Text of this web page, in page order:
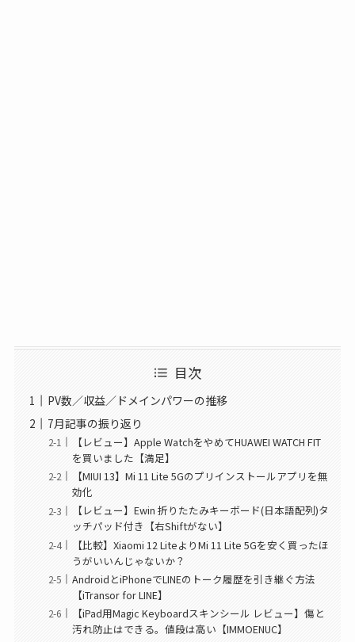
目次
PV数／収益／ドメインパワーの推移
7月記事の振り返り
【レビュー】Apple WatchをやめてHUAWEI WATCH FIT
を買いました【満足】
【MIUI 13】Mi 11 Lite 5Gのプリインストールアプリを無
効化
【レビュー】Ewin 折りたたみキーボード(日本語配列)タ
ッチパッド付き【右Shiftがない】
【比較】Xiaomi 12 LiteよりMi 11 Lite 5Gを安く買ったほ
うがいいんじゃないか？
AndroidとiPhoneでLINEのトーク履歴を引き継ぐ方法
【iTransor for LINE】
【iPad用Magic Keyboardスキンシール レビュー】傷と
汚れ防止はできる。値段は高い【IMMOENUC】